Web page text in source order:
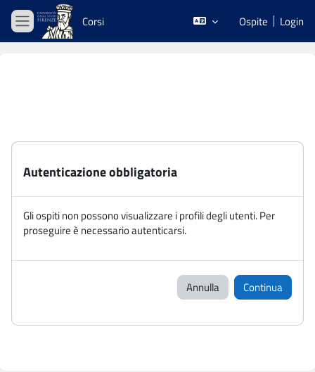
Vai al contenuto principale
Pannello laterale
Corsi Ospite Login
Autenticazione obbligatoria
Gli ospiti non possono visualizzare i profili degli utenti. Per
proseguire è necessario autenticarsi.
Annulla Continua